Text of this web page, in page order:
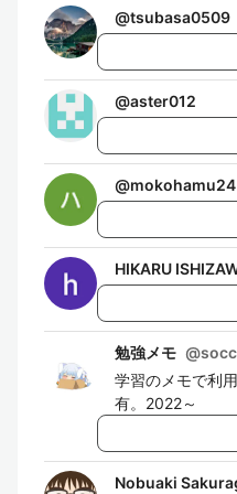
@tsubasa0509
@aster012
@mokohamu24
HIKARU
勉強メモ @
学習のメモで利
有。2022～
Nobuaki